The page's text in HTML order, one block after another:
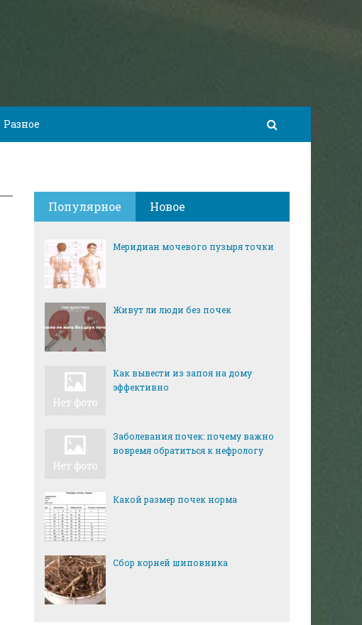
Разное
Популярное Новое
Меридиан мочевого пузыря точки
Живут ли люди без почек
Как вывести из запоя на дому
эффективно
Заболевания почек: почему важно
вовремя обратиться к нефрологу
Какой размер почек норма
Сбор корней шиповника